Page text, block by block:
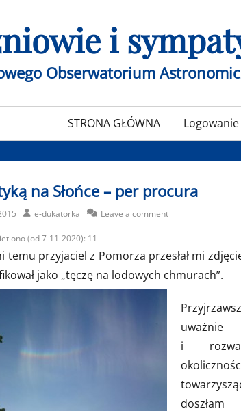
i
Obserwatorium
STRONA GŁÓWNA Logowanie
na Słońce – per procura
Authore-dukatorka Leave a comment
(od 7-11-2020): 11
temu przyjaciel z Pomorza przesłał mi
jako „tęczę na lodowych chmurach”.
uważnie
i
doszłam